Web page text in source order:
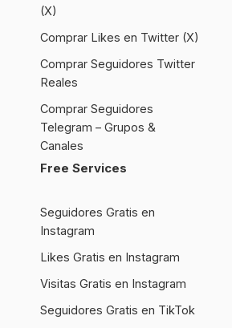
(X)
Comprar Likes en Twitter (X)
Comprar Seguidores Twitter
Reales
Comprar Seguidores
Telegram – Grupos &
Canales
Free Services
Seguidores Gratis en
Instagram
Likes Gratis en Instagram
Visitas Gratis en Instagram
Seguidores Gratis en TikTok